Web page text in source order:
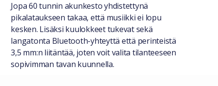
Jopa 60 tunnin akunkesto yhdistettynä
pikalataukseen takaa, että musiikki ei lopu
kesken. Lisäksi kuulokkeet tukevat sekä
langatonta Bluetooth-yhteyttä että perinteistä
3,5 mm:n liitäntää, joten voit valita tilanteeseen
sopivimman tavan kuunnella.